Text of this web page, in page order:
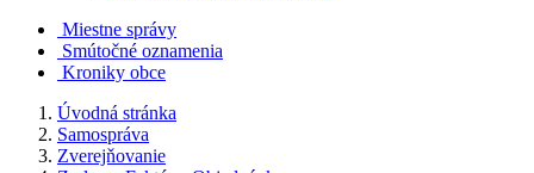
Miestne správy
Smútočné oznamenia
Kroniky obce
Úvodná stránka
Samospráva
Zverejňovanie